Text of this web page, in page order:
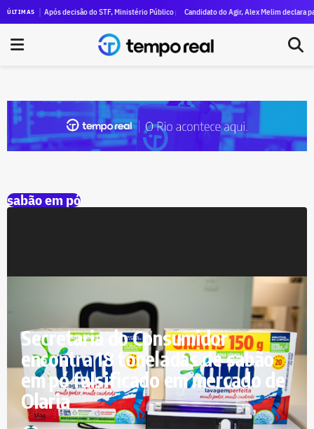
ÚLTIMAS
causa animal declara R$ 47 milhões em patrimônio
Após decisão do STF, Ministério Público pede execução da condenação e da
Candidato do Agir, Alex Melim declara
sabão em pó
Secretaria do Consumidor
encontra 18 toneladas de sabão
em pó falsificado em mercado de
Olaria